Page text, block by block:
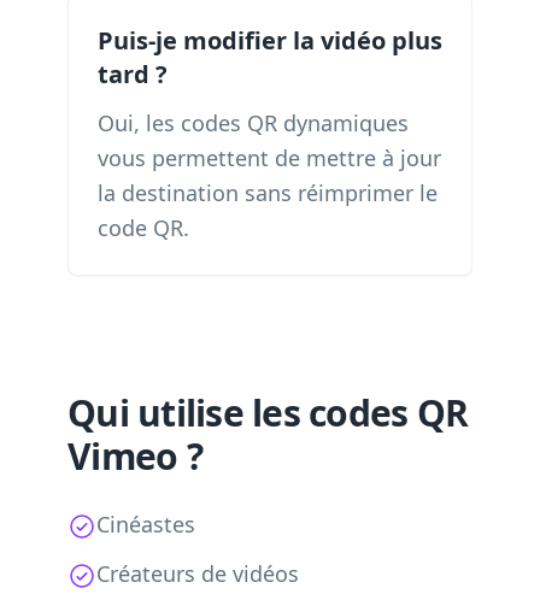
Puis-je modifier la vidéo plus
tard ?
Oui, les codes QR dynamiques
vous permettent de mettre à jour
la destination sans réimprimer le
code QR.
Qui utilise les codes QR
Vimeo ?
Cinéastes
Créateurs de vidéos